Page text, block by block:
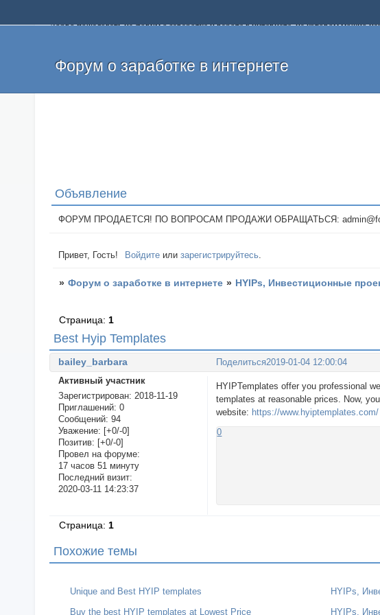
Добро пожаловать на форум о заработке и работе в интернете, на котором можно
и оставлять свои отзывы. Если вы знаете, что определенный проект или сайт не
легкие деньги без вложений и регистрации уже сегодня. Создавайте новые темы,
Форум о заработке в интернете
Объявление
ФОРУМ ПРОДАЕТСЯ! ПО ВОПРОСАМ ПРОДАЖИ ОБРАЩАТЬСЯ:
Привет, Гость! Войдите илизарегистрируйтесь.
» Форум о заработке в интернете » HYIPs, Инвестиционные
Best Hyip Templates
Страница: 1
Поделиться2019-01-04 12:00:04
bailey_barbara
Активный участник
Зарегистрирован: 2018-11-19
Приглашений: 0
Сообщений: 94
Уважение: [+0/-0]
Позитив: [+0/-0]
Провел на форуме:
17 часов 51 минуту
Последний визит:
2020-03-11 14:23:37
HYIPTemplates offer you professional
templates at reasonable prices. Now,
website: https://www.hyiptemplates.com/
0
Страница: 1
Похожие темы
Unique and Best HYIP templates HYIPs,
Buy the best HYIP templates at Lowest Price
HYIPs,